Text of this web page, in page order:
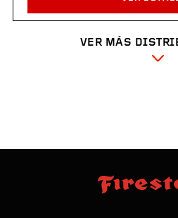
VER MÁS